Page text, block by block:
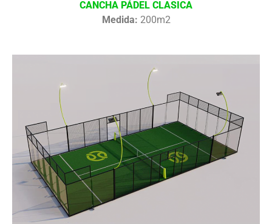
CANCHA PÁDEL CLASICA
Medida: 200m2